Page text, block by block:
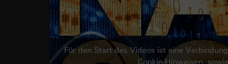
Für den Start des Videos ist eine
Cookie-Hinweisen,